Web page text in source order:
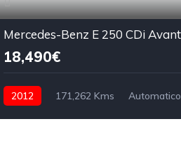
18,490€
2012 171,262 Kms Automatico